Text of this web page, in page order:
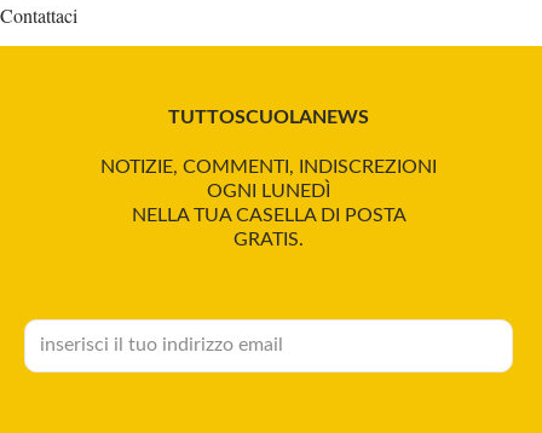
Contattaci
TUTTOSCUOLANEWS
NOTIZIE, COMMENTI, INDISCREZIONI
OGNI LUNEDÌ
NELLA TUA CASELLA DI POSTA
GRATIS.